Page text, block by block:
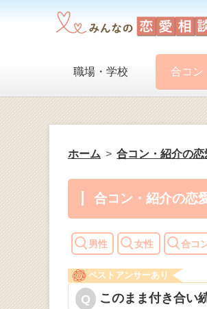
職場・学校 合コン
ホーム 合コン・紹介の恋
合コン・紹介の
男性 女性 合コ
ベストアンサーあり
このまま付き合い